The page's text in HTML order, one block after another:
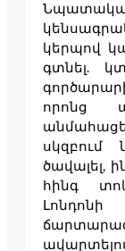
կերպով
գտնել.
որոնց
սկզբում
ծավալել,
հինգ